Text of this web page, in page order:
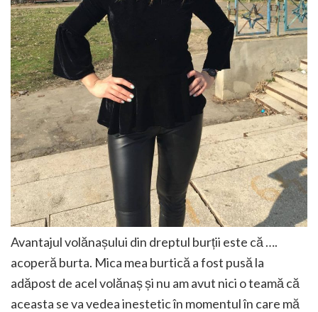
Avantajul volănașului din dreptul burții este că ….
acoperă burta. Mica mea burtică a fost pusă la
adăpost de acel volănaș și nu am avut nici o teamă că
aceasta se va vedea inestetic în momentul în care mă